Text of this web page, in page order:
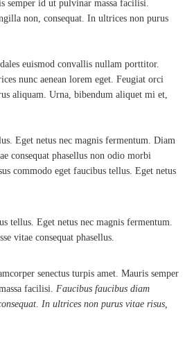
semper id ut pulvinar massa facilisi.
non, consequat. In ultrices non purus
euismod convallis nullam porttitor.
nunc aenean lorem eget. Feugiat orci
aliquam. Urna, bibendum aliquet mi et,
Eget netus nec magnis fermentum. Diam
consequat phasellus non odio morbi
commodo eget faucibus tellus. Eget netus
tellus. Eget netus nec magnis fermentum.
vitae consequat phasellus.
senectus turpis amet. Mauris semper
facilisi. Faucibus faucibus diam
In ultrices non purus vitae risus,